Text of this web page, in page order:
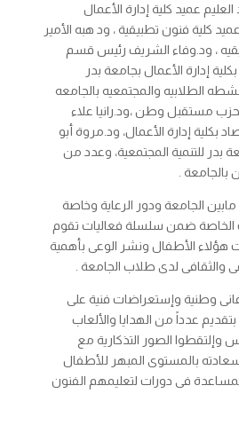
عميد كلية إدارة الأعمال
كلية فنون تطبيقية ، ود هبه الأمير
، ود.وفاء الشريف رئيس قسم
إدارة الأعمال بجامعة بدر
الطلابيه والمجتمعيه بالجامعه
لحزب مستقبل وطن ،ود.رانيا علاء
إدارة الأعمال، ود.مروة أبو
للتنمية المجتمعية، وعدد من
بالجامعة .
الجامعة ودور الرعاية وخاصة
الخاصة ضمن سلسلة فعاليات تقوم
هؤلاء الأطفال ونشر الوعى بأهمية
والثقافى لدى طلاب الجامعة .
وطنية وإستعراضات فنية على
عدداً من الهدايا والألعاب
وإلتقطوا الصور التذكارية مع
بالمستوى المبهر للأطفال
فى دورات لتعليمهم الفنون